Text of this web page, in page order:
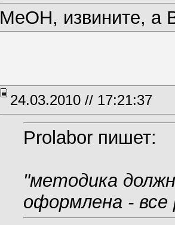
МеОН, извините, а
24.03.2010 // 17:21:37
Prolabor пишет:
"методика
оформлена - все